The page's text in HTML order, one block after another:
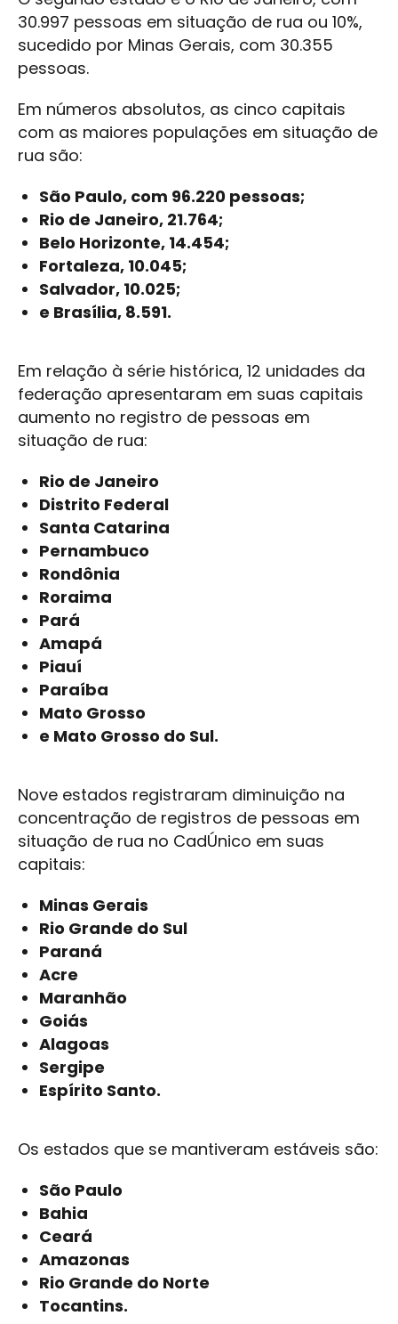
30.997 pessoas em situação de rua ou 10%,
sucedido por Minas Gerais, com 30.355
pessoas.
Em números absolutos, as cinco capitais
com as maiores populações em situação de
rua são:
São Paulo, com 96.220 pessoas;
Rio de Janeiro, 21.764;
Belo Horizonte, 14.454;
Fortaleza, 10.045;
Salvador, 10.025;
e Brasília, 8.591.
Em relação à série histórica, 12 unidades da
federação apresentaram em suas capitais
aumento no registro de pessoas em
situação de rua:
Rio de Janeiro
Distrito Federal
Santa Catarina
Pernambuco
Rondônia
Roraima
Pará
Amapá
Piauí
Paraíba
Mato Grosso
e Mato Grosso do Sul.
Nove estados registraram diminuição na
concentração de registros de pessoas em
situação de rua no CadÚnico em suas
capitais:
Minas Gerais
Rio Grande do Sul
Paraná
Acre
Maranhão
Goiás
Alagoas
Sergipe
Espírito Santo.
Os estados que se mantiveram estáveis são:
São Paulo
Bahia
Ceará
Amazonas
Rio Grande do Norte
Tocantins.